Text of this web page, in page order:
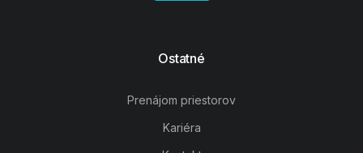
Ostatné
Prenájom priestorov
Kariéra